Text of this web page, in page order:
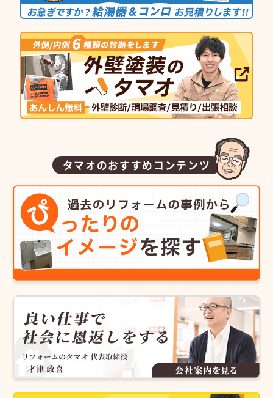
タマオのおすすめコンテンツ